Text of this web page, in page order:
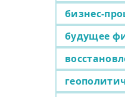
бизнес-
будущее